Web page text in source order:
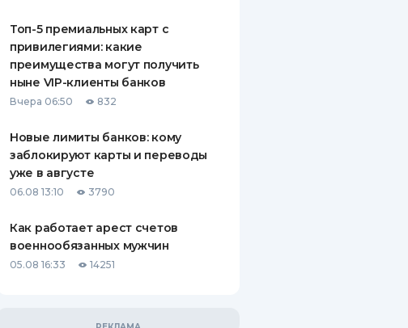
Топ-5 премиальных карт с
привилегиями: какие
преимущества могут получить
ныне VIP-клиенты банков
Вчера 06:50 832
Новые лимиты банков: кому
заблокируют карты и переводы
уже в августе
06.08 13:10 3790
Как работает арест счетов
военнообязанных мужчин
05.08 16:33 14251